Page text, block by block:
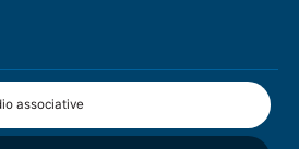
associative